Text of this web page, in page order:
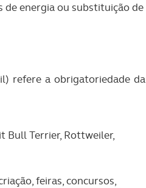
de energia ou substituição de
refere a obrigatoriedade da
Bull Terrier, Rottweiler,
feiras, concursos,